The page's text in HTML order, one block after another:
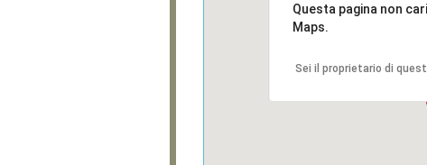
Questa pagina non
Maps.
Sei il proprietario di